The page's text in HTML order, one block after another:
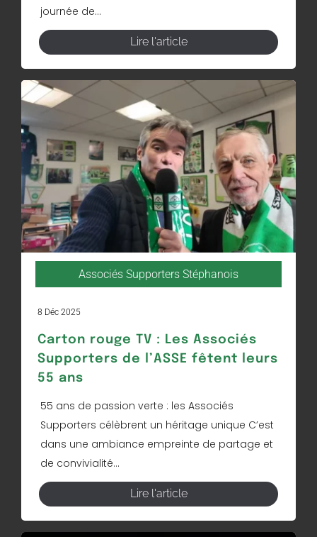
journée de...
Lire l'article
Associés Supporters Stéphanois
8 Déc 2025
Carton rouge TV : Les Associés
Supporters de l’ASSE fêtent leurs
55 ans
55 ans de passion verte : les Associés
Supporters célèbrent un héritage unique C’est
dans une ambiance empreinte de partage et
de convivialité...
Lire l'article